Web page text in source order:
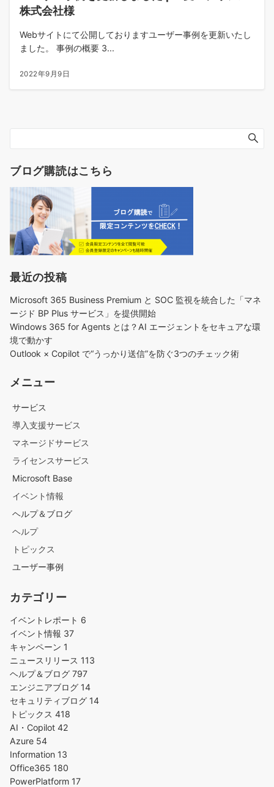
株式会社様
Webサイトにて公開しておりますユーザー事例を更新いたし
ました。 事例の概要 3...
2022年9月9日
ブログ購読はこちら
最近の投稿
Microsoft 365 Business Premium と SOC 監視を統合した「マネ
ージド BP Plus サービス」を提供開始
Windows 365 for Agents とは？AI エージェントをセキュアな環
境で動かす
Outlook × Copilot で“うっかり送信”を防ぐ3つのチェック術​
メニュー
サービス
導入支援サービス
マネージドサービス
ライセンスサービス
Microsoft Base
イベント情報
ヘルプ＆ブログ
ヘルプ
トピックス
ユーザー事例
カテゴリー
イベントレポート 6
イベント情報 37
キャンペーン 1
ニュースリリース 113
ヘルプ＆ブログ 797
エンジニアブログ 14
セキュリティブログ 14
トピックス 418
AI・Copilot 42
Azure 54
Information 13
Office365 180
PowerPlatform 17